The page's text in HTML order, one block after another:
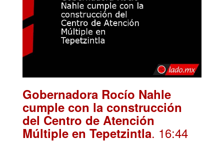
Gobernadora Rocío Nahle
cumple con la construcción
del Centro de Atención
Múltiple en Tepetzintla. 16:44